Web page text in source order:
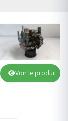
Voir le produit